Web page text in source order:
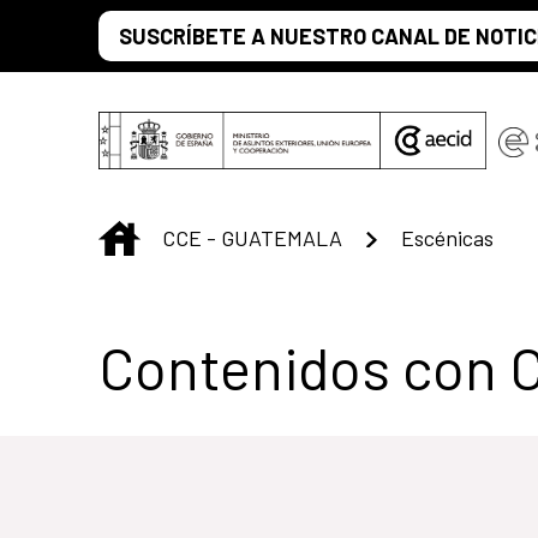
Saltar al contenido principal
SUSCRÍBETE A NUESTRO CANAL DE
INICIO
CCE - GUATEMALA Escénicas
Centro Cultural
Contenidos con